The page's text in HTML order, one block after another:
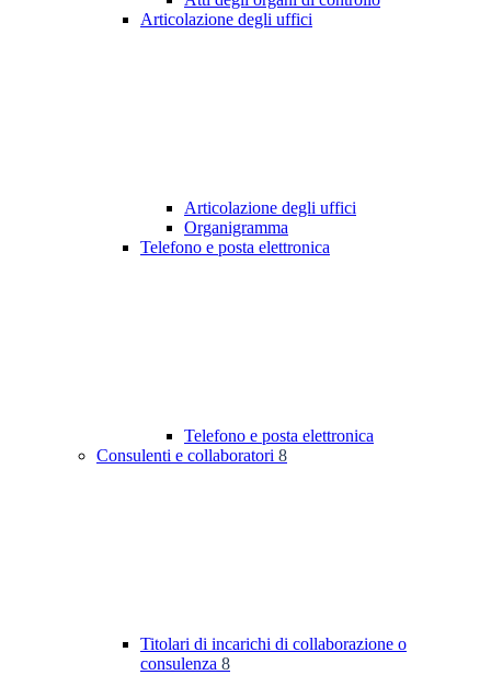
Articolazione degli uffici
Articolazione degli uffici
Organigramma
Telefono e posta elettronica
Telefono e posta elettronica
Consulenti e collaboratori 8
Titolari di incarichi di collaborazione o
consulenza 8